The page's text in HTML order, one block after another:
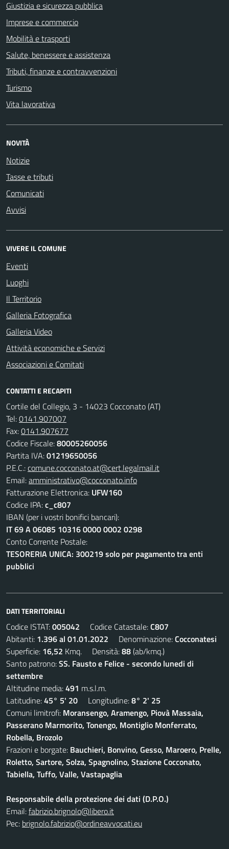
Giustizia e sicurezza pubblica
Imprese e commercio
Mobilità e trasporti
Salute, benessere e assistenza
Tributi, finanze e contravvenzioni
Turismo
Vita lavorativa
NOVITÀ
Notizie
Tasse e tributi
Comunicati
Avvisi
VIVERE IL COMUNE
Eventi
Luoghi
Il Territorio
Galleria Fotografica
Galleria Video
Attività economiche e Servizi
Associazioni e Comitati
CONTATTI E RECAPITI
Cortile del Collegio, 3 - 14023 Cocconato (AT)
Tel:0141.907007
Fax:0141.907677
Codice Fiscale:80005260056
Partita IVA:01219650056
P.E.C.:comune.cocconato.at@cert.legalmail.it
Email:amministrativo@cocconato.info
Fatturazione Elettronica: UFW160
Codice IPA:c_c807
IBAN (per i vostri bonifici bancari):
IT 69 A 06085 10316 0000 0002 0298
Conto Corrente Postale:
TESORERIA UNICA: 300219 solo per pagamento tra enti
pubblici
DATI TERRITORIALI
Codice ISTAT:005042 Codice Catastale:C807
Abitanti: 1.396 al 01.01.2022 Denominazione:Cocconatesi
Superficie: 16,52 Kmq. Densità:88(ab/kmq.)
Santo patrono:SS. Fausto e Felice - secondo lunedi di
settembre
Altitudine media:491 m.s.l.m.
Latitudine:45° 5' 20 Longitudine:8° 2' 25
Comuni limitrofi: Moransengo, Aramengo, Piovà Massaia,
Passerano Marmorito, Tonengo, Montiglio Monferrato,
Robella, Brozolo
Frazioni e borgate: Bauchieri, Bonvino, Gesso, Maroero, Prelle,
Roletto, Sartore, Solza, Spagnolino, Stazione Cocconato,
Tabiella, Tuffo, Valle, Vastapaglia
Responsabile della protezione dei dati (D.P.O.)
Email:fabrizio.brignolo@libero.it
Pec: brignolo.fabrizio@ordineavvocati.eu